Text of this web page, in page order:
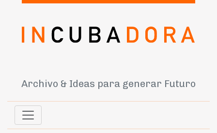
Archivo & Ideas para generar Futuro